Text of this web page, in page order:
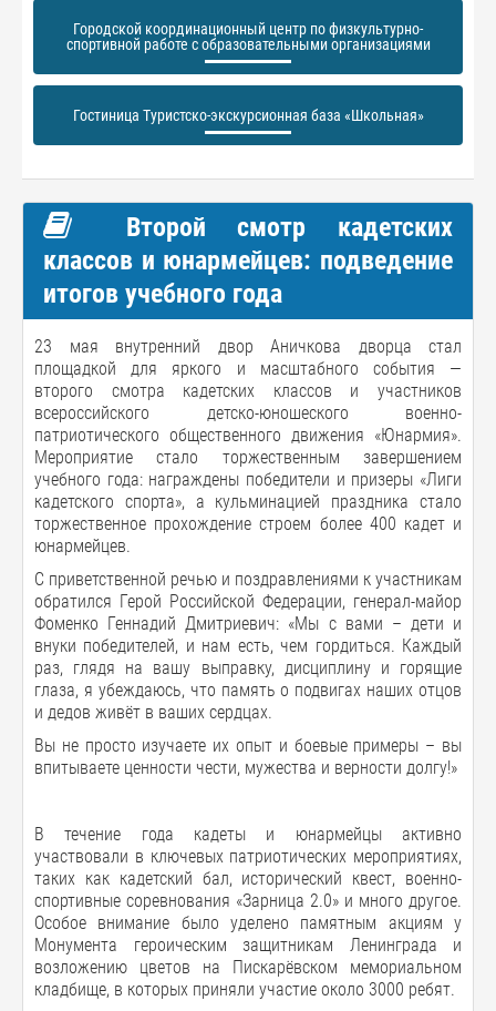
Городской координационный центр по физкультурно-
спортивной работе с образовательными организациями
Гостиница Туристско-экскурсионная база «Школьная»
Второй смотр кадетских
классов и юнармейцев: подведение
итогов учебного года
23 мая внутренний двор Аничкова дворца стал
площадкой для яркого и масштабного события —
второго смотра кадетских классов и участников
всероссийского детско-юношеского военно-
патриотического общественного движения «Юнармия».
Мероприятие стало торжественным завершением
учебного года: награждены победители и призеры «Лиги
кадетского спорта», а кульминацией праздника стало
торжественное прохождение строем более 400 кадет и
юнармейцев.
С приветственной речью и поздравлениями к участникам
обратился Герой Российской Федерации, генерал-майор
Фоменко Геннадий Дмитриевич: «Мы с вами – дети и
внуки победителей, и нам есть, чем гордиться. Каждый
раз, глядя на вашу выправку, дисциплину и горящие
глаза, я убеждаюсь, что память о подвигах наших отцов
и дедов живёт в ваших сердцах.
Вы не просто изучаете их опыт и боевые примеры – вы
впитываете ценности чести, мужества и верности долгу!»
В течение года кадеты и юнармейцы активно
участвовали в ключевых патриотических мероприятиях,
таких как кадетский бал, исторический квест, военно-
спортивные соревнования «Зарница 2.0» и много другое.
Особое внимание было уделено памятным акциям у
Монумента героическим защитникам Ленинграда и
возложению цветов на Пискарёвском мемориальном
кладбище, в которых приняли участие около 3000 ребят.